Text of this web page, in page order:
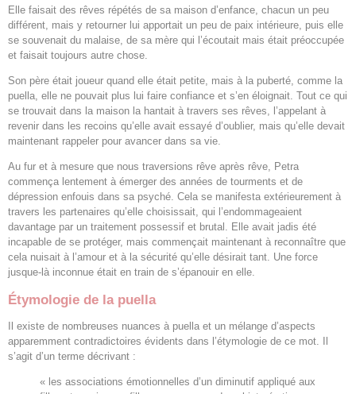
Elle faisait des rêves répétés de sa maison d’enfance, chacun un peu
différent, mais y retourner lui apportait un peu de paix intérieure, puis elle
se souvenait du malaise, de sa mère qui l’écoutait mais était préoccupée
et faisait toujours autre chose.
Son père était joueur quand elle était petite, mais à la puberté, comme la
puella, elle ne pouvait plus lui faire confiance et s’en éloignait. Tout ce qui
se trouvait dans la maison la hantait à travers ses rêves, l’appelant à
revenir dans les recoins qu’elle avait essayé d’oublier, mais qu’elle devait
maintenant rappeler pour avancer dans sa vie.
Au fur et à mesure que nous traversions rêve après rêve, Petra
commença lentement à émerger des années de tourments et de
dépression enfouis dans sa psyché. Cela se manifesta extérieurement à
travers les partenaires qu’elle choisissait, qui l’endommageaient
davantage par un traitement possessif et brutal. Elle avait jadis été
incapable de se protéger, mais commençait maintenant à reconnaître que
cela nuisait à l’amour et à la sécurité qu’elle désirait tant. Une force
jusque-là inconnue était en train de s’épanouir en elle.
Étymologie de la puella
Il existe de nombreuses nuances à puella et un mélange d’aspects
apparemment contradictoires évidents dans l’étymologie de ce mot. Il
s’agit d’un terme décrivant :
« les associations émotionnelles d’un diminutif appliqué aux